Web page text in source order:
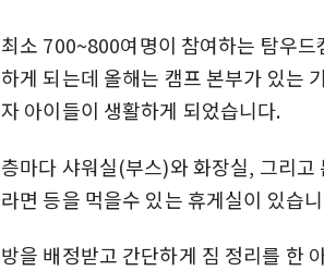
최소 700~800여명이 참여하는 탐우
하게 되는데 올해는 캠프 본부가 있는
자 아이들이 생활하게 되었습니다.
층마다 샤워실(부스)와 화장실, 그리
라면 등을 먹을수 있는 휴게실이 있습
방을 배정받고 간단하게 짐 정리를 한